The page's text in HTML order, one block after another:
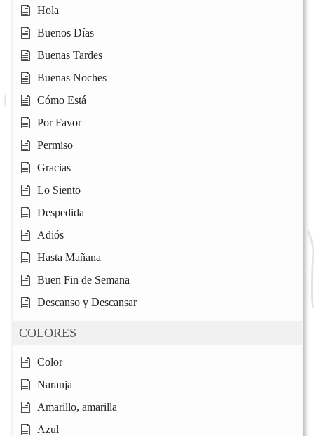
Hola
Buenos Días
Buenas Tardes
Buenas Noches
Cómo Está
Por Favor
Permiso
Gracias
Lo Siento
Despedida
Adiós
Hasta Mañana
Buen Fin de Semana
Descanso y Descansar
COLORES
Color
Naranja
Amarillo, amarilla
Azul